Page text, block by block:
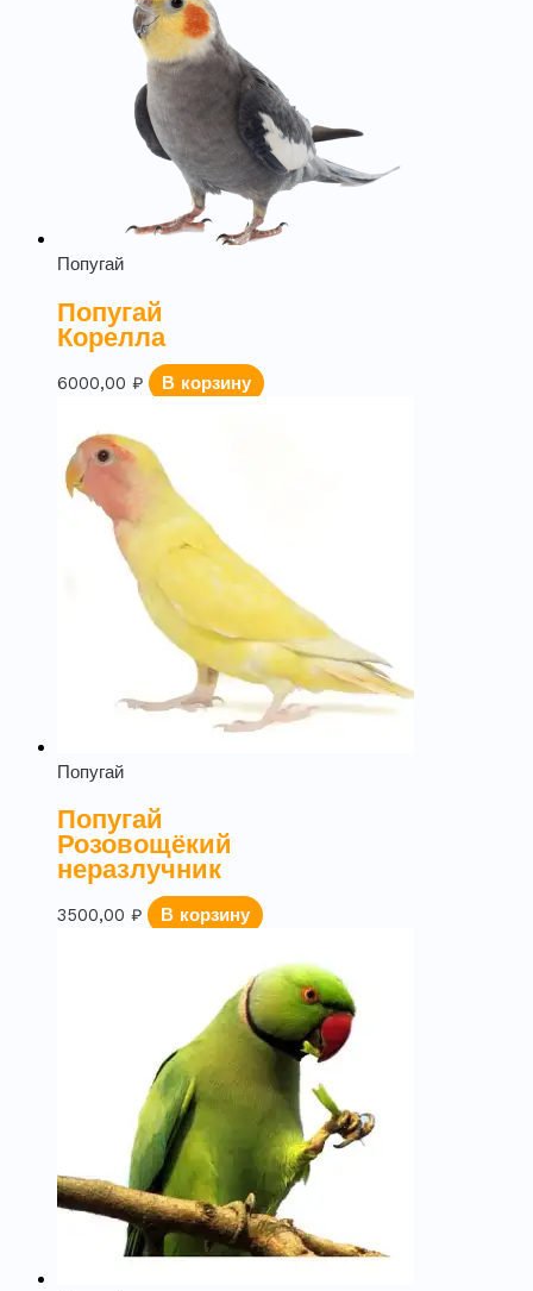
Попугай
Попугай
Корелла
6000,00 ₽ В корзину
Попугай
Попугай
Розовощёкий
неразлучник
3500,00 ₽ В корзину